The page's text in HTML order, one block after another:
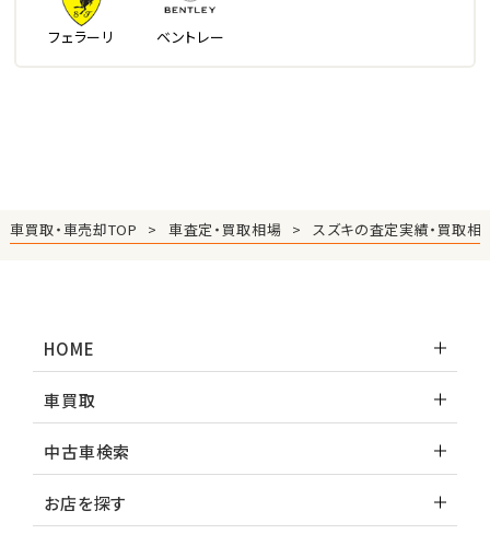
フェラーリ ベントレー
車買取・車売却TOP 車査定・買取相場 スズキの査定実績・買取相
HOME
車買取
中古車検索
お店を探す